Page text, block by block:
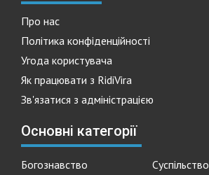
Про нас
Політика конфіденційності
Угода користувача
Як працювати з RidiVira
Зв'язатися з адміністрацією
Основні категорії
Богознавство Суспільство